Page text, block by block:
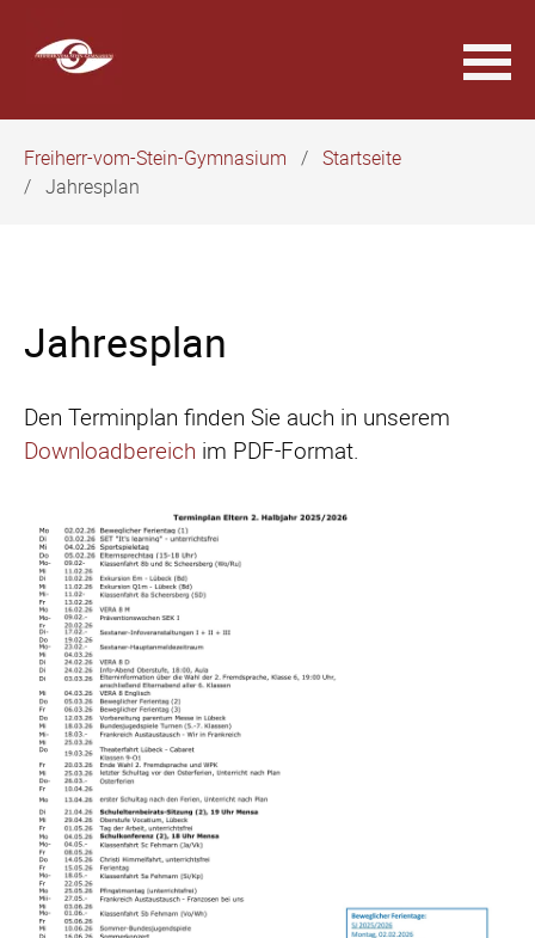
überspringen
Freiherr-vom-Stein-Gymnasium
Startseite
Jahresplan
Jahresplan
Den Terminplan finden Sie auch in unserem
Downloadbereich im PDF-Format.